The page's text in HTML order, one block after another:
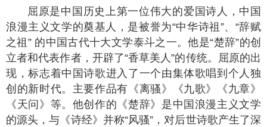
屈原是中国历史上第一位伟大的爱国诗人，中国
浪漫主义文学的奠基人，是被誉为“中华诗祖”、“辞赋
之祖” 的中国古代十大文学泰斗之一。他是“楚辞”的创
立者和代表作者，开辟了“香草美人”的传统。屈原的出
现，标志着中国诗歌进入了一个由集体歌唱到个人独
创的新时代。主要作品有《离骚》《九歌》《九章》
《天问》等。他创作的《楚辞》是中国浪漫主义文学
的源头，与《诗经》并称“风骚”，对后世诗歌产生了深